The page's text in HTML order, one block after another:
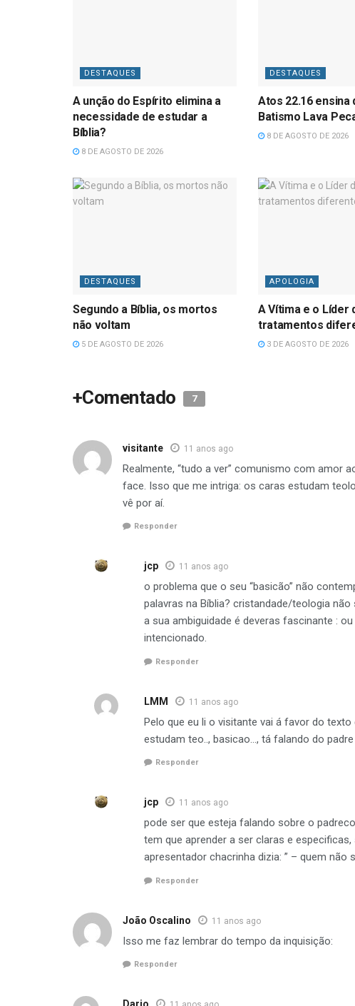
DESTAQUES
A unção do Espírito elimina a
necessidade de estudar a
Bíblia?
8 DE AGOSTO DE 2026
DESTAQUES
Atos 22.16 ensina
Batismo Lava
8 DE AGOSTO DE 2026
DESTAQUES
Segundo a Bíblia, os mortos
não voltam
5 DE AGOSTO DE 2026
APOLOGIA
A Vítima e o Líder
tratamentos
3 DE AGOSTO DE 2026
+Comentado 7
visitante 11 anos ago
Realmente, “tudo a ver” comunismo com amor
face. Isso que me intriga: os caras estudam
vê por aí.
Responder
jcp 11 anos ago
o problema que o seu “basicão” não
palavras na Bíblia? cristandade/teologia
a sua ambiguidade é deveras fascinante :
intencionado.
Responder
LMM 11 anos ago
Pelo que eu li o visitante vai á favor do
estudam teo.., basicao…, tá falando do padre
Responder
jcp 11 anos ago
pode ser que esteja falando sobre o
tem que aprender a ser claras e
apresentador chacrinha dizia: ” – quem não
Responder
João Oscalino 11 anos ago
Isso me faz lembrar do tempo da inquisição:
Responder